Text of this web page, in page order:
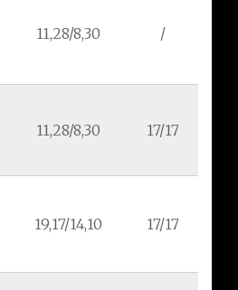
11,28/8,30 /
11,28/8,30 17/17
19,17/14,10 17/17